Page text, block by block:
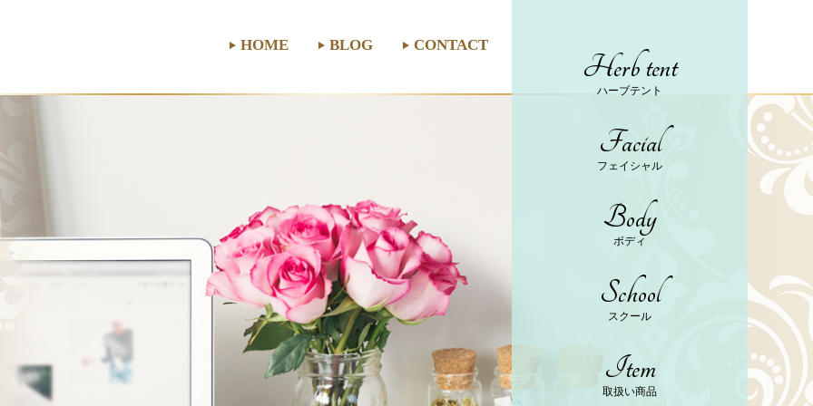
HOME BLOG CONTACT
Herb tent
ハーブテント
Facial
フェイシャル
Body
ボディ
School
スクール
Item
取扱い商品